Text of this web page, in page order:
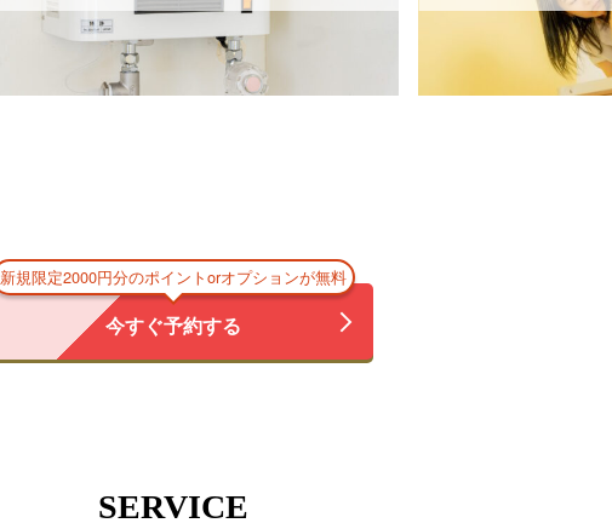
新規限定2000円分のポイントorオプションが無料
今すぐ予約する
SERVICE